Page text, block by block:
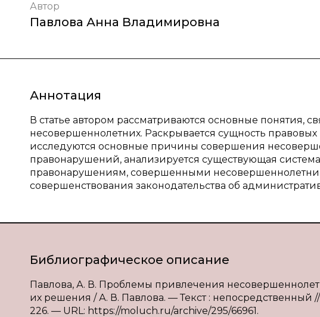
Автор
Павлова Анна Владимировна
Аннотация
В статье автором рассматриваются основные понятия,
несовершеннолетних. Раскрывается сущность
исследуются основные причины совершения
правонарушений, анализируется существующая
правонарушениям, совершенными
совершенствования законодательства об
Библиографическое описание
Павлова, А. В. Проблемы привлечения
их решения / А. В. Павлова. — Текст :
226. — URL: https://moluch.ru/archive/295/66961.